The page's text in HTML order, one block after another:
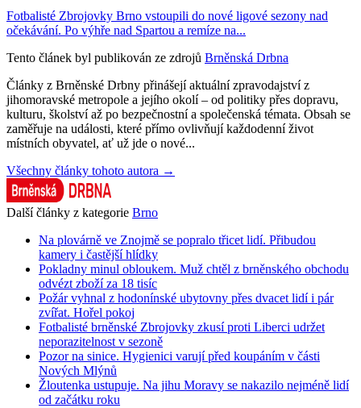
Fotbalisté Zbrojovky Brno vstoupili do nové ligové sezony nad
očekávání. Po výhře nad Spartou a remíze na...
Tento článek byl publikován ze zdrojů Brněnská Drbna
Články z Brněnské Drbny přinášejí aktuální zpravodajství z
jihomoravské metropole a jejího okolí – od politiky přes dopravu,
kulturu, školství až po bezpečnostní a společenská témata. Obsah se
zaměřuje na události, které přímo ovlivňují každodenní život
místních obyvatel, ať už jde o nové...
Všechny články tohoto autora →
Další články z kategorie Brno
Na plovárně ve Znojmě se popralo třicet lidí. Přibudou
kamery i častější hlídky
Pokladny minul obloukem. Muž chtěl z brněnského obchodu
odvézt zboží za 18 tisíc
Požár vyhnal z hodonínské ubytovny přes dvacet lidí i pár
zvířat. Hořel pokoj
Fotbalisté brněnské Zbrojovky zkusí proti Liberci udržet
neporazitelnost v sezoně
Pozor na sinice. Hygienici varují před koupáním v části
Nových Mlýnů
Žloutenka ustupuje. Na jihu Moravy se nakazilo nejméně lidí
od začátku roku